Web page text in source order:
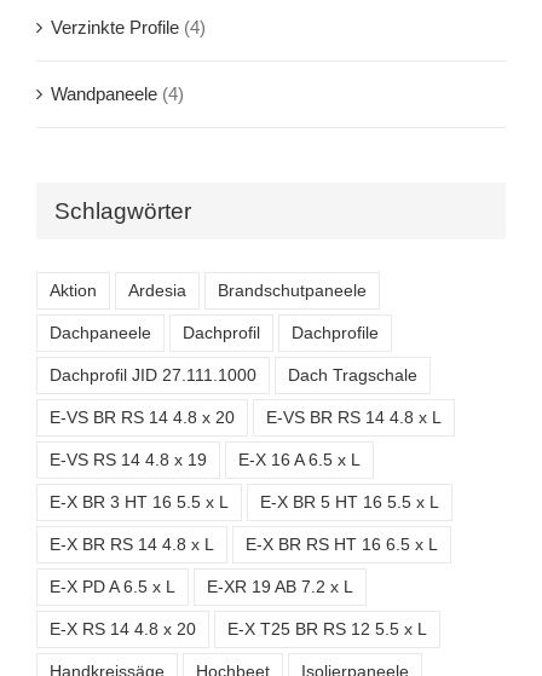
Verzinkte Profile (4)
Wandpaneele (4)
Schlagwörter
Aktion Ardesia Brandschutpaneele
Dachpaneele Dachprofil Dachprofile
Dachprofil JID 27.111.1000 Dach Tragschale
E-VS BR RS 14 4.8 x 20 E-VS BR RS 14 4.8 x L
E-VS RS 14 4.8 x 19 E-X 16 A 6.5 x L
E-X BR 3 HT 16 5.5 x L E-X BR 5 HT 16 5.5 x L
E-X BR RS 14 4.8 x L E-X BR RS HT 16 6.5 x L
E-X PD A 6.5 x L E-XR 19 AB 7.2 x L
E-X RS 14 4.8 x 20 E-X T25 BR RS 12 5.5 x L
Handkreissäge Hochbeet Isolierpaneele